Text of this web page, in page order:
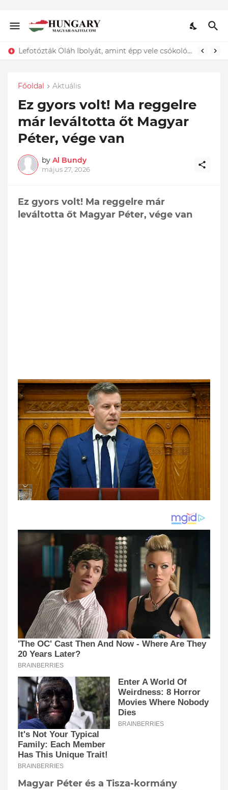
Lefotózták Oláh Ibolyát, amint épp vele csókolózik - EZT nem hiszed el, kinek a karjában kötött ki...ÍME
Főoldal Aktuális
Ez gyors volt! Ma reggelre
már leváltotta őt Magyar
Péter, vége van
by Al Bundy
május 27, 2026
Ez gyors volt! Ma reggelre már
leváltotta őt Magyar Péter, vége van
Magyar Péter és a Tisza-kormány